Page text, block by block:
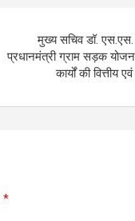
मुख्य सचिव डॉ.
प्रधानमंत्री ग्राम सड़क
कार्यों की वित्तीय
*